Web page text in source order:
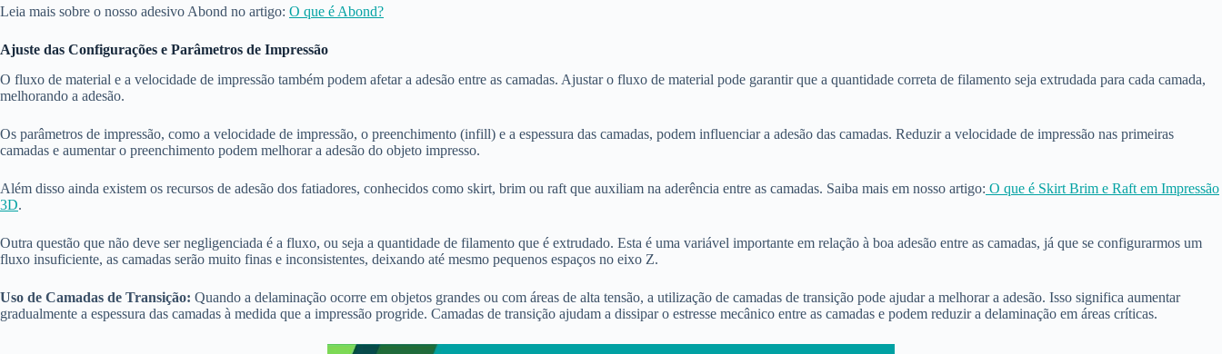
Leia mais sobre o nosso adesivo Abond no artigo: O que é Abond?
Ajuste das Configurações e Parâmetros de Impressão
O fluxo de material e a velocidade de impressão também podem afetar a adesão entre as camadas. Ajustar o fluxo de material pode garantir que a quantidade correta de filamento seja extrudada para cada camada,
melhorando a adesão.
Os parâmetros de impressão, como a velocidade de impressão, o preenchimento (infill) e a espessura das camadas, podem influenciar a adesão das camadas. Reduzir a velocidade de impressão nas primeiras
camadas e aumentar o preenchimento podem melhorar a adesão do objeto impresso.
Além disso ainda existem os recursos de adesão dos fatiadores, conhecidos como skirt, brim ou raft que auxiliam na aderência entre as camadas. Saiba mais em nosso artigo: O que é Skirt Brim e Raft em Impressão
3D.
Outra questão que não deve ser negligenciada é a fluxo, ou seja a quantidade de filamento que é extrudado. Esta é uma variável importante em relação à boa adesão entre as camadas, já que se configurarmos um
fluxo insuficiente, as camadas serão muito finas e inconsistentes, deixando até mesmo pequenos espaços no eixo Z.
Uso de Camadas de Transição: Quando a delaminação ocorre em objetos grandes ou com áreas de alta tensão, a utilização de camadas de transição pode ajudar a melhorar a adesão. Isso significa aumentar
gradualmente a espessura das camadas à medida que a impressão progride. Camadas de transição ajudam a dissipar o estresse mecânico entre as camadas e podem reduzir a delaminação em áreas críticas.